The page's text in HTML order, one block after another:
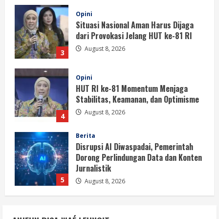
4
Opini
HUT RI ke-81 Momentum Menjaga
Stabilitas, Keamanan, dan Optimisme
August 8, 2026
5
Disrupsi AI Diwaspadai, Pemerintah
Dorong Perlindungan Data dan Konten
Jurnalistik
August 8, 2026
1
Perayaan Kemerdekaan Dinilai Harus
Dijaga dengan Persatuan
Situasi Nasional Aman, Publik Diminta